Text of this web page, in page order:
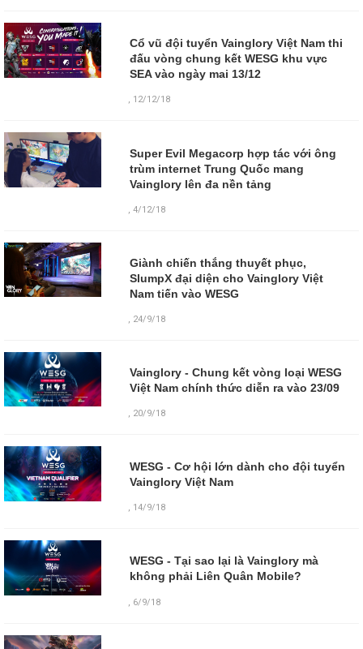
Cổ vũ đội tuyển Vainglory Việt Nam thi
đấu vòng chung kết WESG khu vực
SEA vào ngày mai 13/12
, 12/12/18
Super Evil Megacorp hợp tác với ông
trùm internet Trung Quốc mang
Vainglory lên đa nền tảng
,4/12/18
Giành chiến thắng thuyết phục,
SlumpX đại diện cho Vainglory Việt
Nam tiến vào WESG
, 24/9/18
Vainglory - Chung kết vòng loại WESG
Việt Nam chính thức diễn ra vào 23/09
, 20/9/18
WESG - Cơ hội lớn dành cho đội tuyển
Vainglory Việt Nam
, 14/9/18
WESG - Tại sao lại là Vainglory mà
không phải Liên Quân Mobile?
6/9/18